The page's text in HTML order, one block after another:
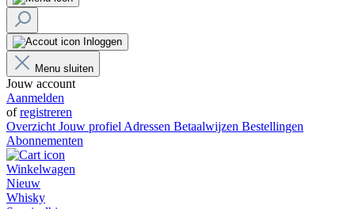
Inloggen
Menu sluiten
Jouw account
Aanmelden
ofregistreren
Overzicht Jouw profiel Adressen Betaalwijzen Bestellingen
Abonnementen
Winkelwagen
Nieuw
Whisky